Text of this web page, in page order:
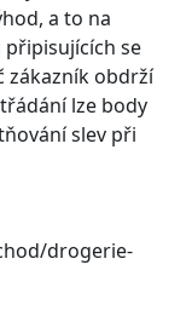
a to na
se
zákazník obdrží
lze body
slev při
drogerie-